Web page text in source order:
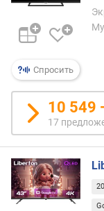
д
е
ш
в
ы
м
п
о
т
з
ы
Спросить
10 549
17